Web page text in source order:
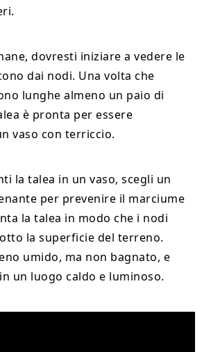
dovresti iniziare a vedere le
dai nodi. Una volta che
lunghe almeno un paio di
è pronta per essere
vaso con terriccio.
la talea in un vaso, scegli un
per prevenire il marciume
la talea in modo che i nodi
la superficie del terreno.
umido, ma non bagnato, e
un luogo caldo e luminoso.